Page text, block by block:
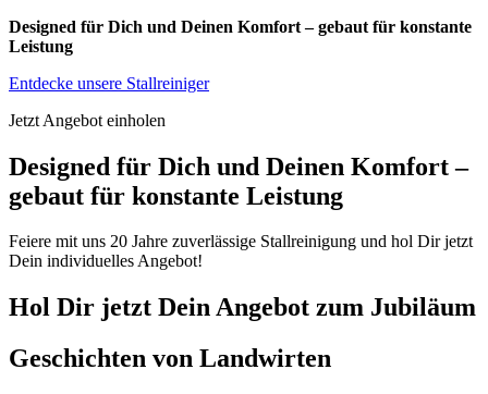
Designed für Dich und Deinen Komfort – gebaut für konstante
Leistung
Entdecke unsere Stallreiniger
Jetzt Angebot einholen
Designed für Dich und Deinen Komfort –
gebaut für konstante Leistung
Feiere mit uns 20 Jahre zuverlässige Stallreinigung und hol Dir jetzt
Dein individuelles Angebot!
Hol Dir jetzt Dein Angebot zum Jubiläum
Geschichten von Landwirten